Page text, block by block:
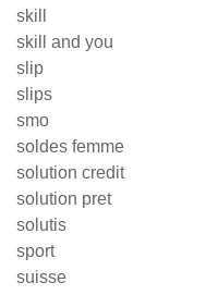
skill
skill and you
slip
slips
smo
soldes femme
solution credit
solution pret
solutis
sport
suisse